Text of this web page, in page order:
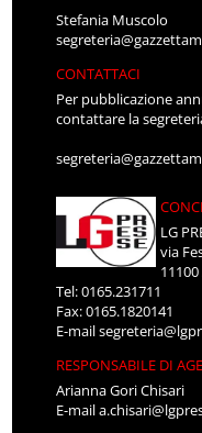
Stefania Muscolo
CONTATTACI
Per pubblicazione
contattare la
LG
via
11100
Tel: 0165.231711
Fax: 0165.1820141
E-mail
RESPONSABILE DI
Arianna Gori Chisari
E-mail